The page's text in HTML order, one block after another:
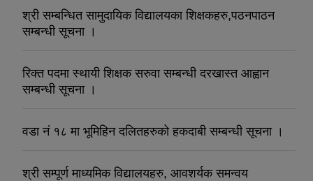
श्री सम्बन्धित सामुदायिक विद्यालयका शिक्षकहरु,पठनपाठन
सम्बन्धी सूचना ।
रिक्त पदमा स्थायी शिक्षक सरुवा सम्बन्धी दरखास्त आह्वान
सम्बन्धी सूचना ।
वडा नं १८ मा भूमिहिन दलितहरुको हकदाबी सम्बन्धी सूचना ।
श्री सम्पूर्ण माध्यमिक विद्यालयहरु, आवशर्यक समन्वय